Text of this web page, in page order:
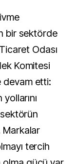
bir sektörde
Odası
Komitesi
devam etti:
Markalar
tercih